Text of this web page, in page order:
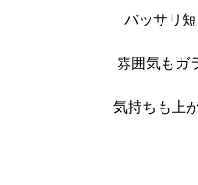
バッサリ
雰囲気もガ
気持ちも上